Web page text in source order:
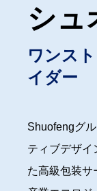
シュ
ワンス
イダー
Shuofengグ
ティブデザイ
た高級包装サ